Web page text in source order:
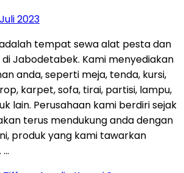
2023
tempat sewa alat pesta dan
Jabodetabek. Kami menyediakan
anda, seperti meja, tenda, kursi,
karpet, sofa, tirai, partisi, lampu,
lain. Perusahaan kami berdiri sejak
terus mendukung anda dengan
produk yang kami tawarkan
…